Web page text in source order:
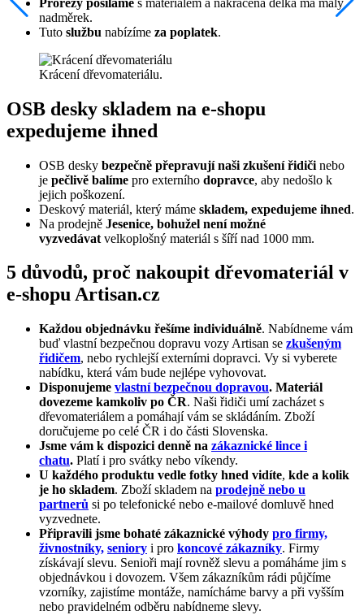
nadměrek.
Tuto službu nabízíme za poplatek.
Krácení dřevomateriálu.
OSB desky skladem na e-shopu
expedujeme ihned
OSB desky bezpečně přepravují naši zkušení řidiči nebo
je pečlivě balíme pro externího dopravce, aby nedošlo k
jejich poškození.
Deskový materiál, který máme skladem, expedujeme ihned.
Na prodejně Jesenice, bohužel není možné
vyzvedávat velkoplošný materiál s šíří nad 1000 mm.
5 důvodů, proč nakoupit dřevomateriál v
e-shopu Artisan.cz
Každou objednávku řešíme individuálně. Nabídneme vám
buď vlastní bezpečnou dopravu vozy Artisan se zkušeným
řidičem, nebo rychlejší externími dopravci. Vy si vyberete
nabídku, která vám bude nejlépe vyhovovat.
Disponujeme vlastní bezpečnou dopravou. Materiál
dovezeme kamkoliv po ČR. Naši řidiči umí zacházet s
dřevomateriálem a pomáhají vám se skládáním. Zboží
doručujeme po celé ČR i do části Slovenska.
Jsme vám k dispozici denně na zákaznické lince i
chatu. Platí i pro svátky nebo víkendy.
U každého produktu vedle fotky hned vidíte, kde a kolik
je ho skladem. Zboží skladem na prodejně nebo u
partnerů si po telefonické nebo e-mailové domluvě hned
vyzvednete.
Připravili jsme bohaté zákaznické výhody pro firmy,
živnostníky, seniory i pro koncové zákazníky. Firmy
získávají slevu. Senioři mají rovněž slevu a pomáháme jim s
objednávkou i dovozem. Všem zákazníkům rádi půjčíme
vzorníky, zajistíme montáže, namícháme barvy a při vyšším
nebo pravidelném odběru nabídneme slevy.